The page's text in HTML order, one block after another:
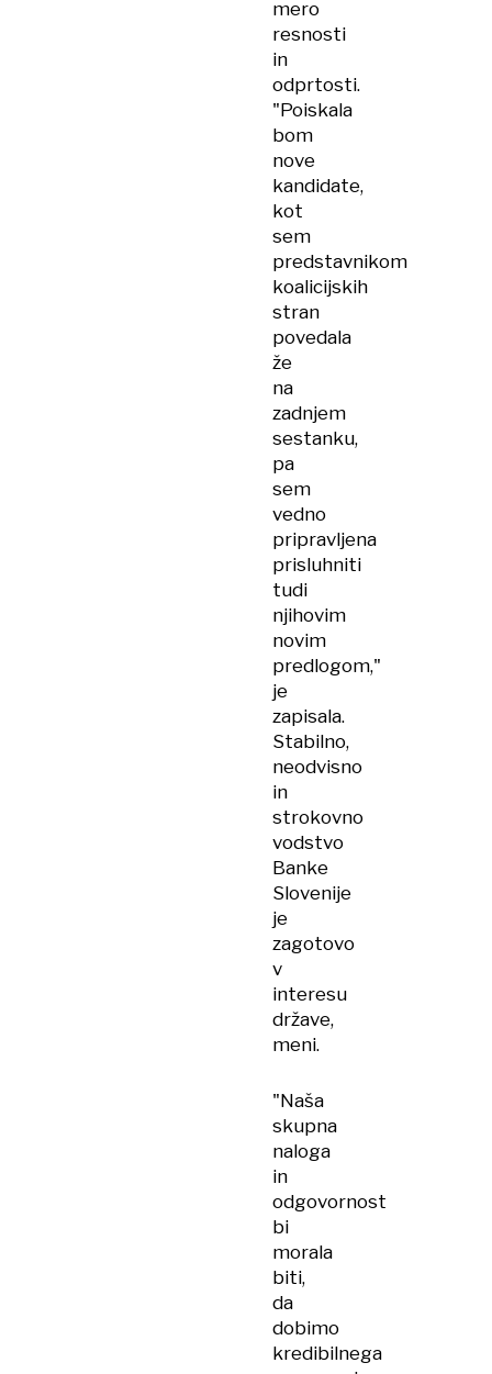
mero
resnosti
in
odprtosti.
"Poiskala
bom
nove
kandidate,
kot
sem
predstavnikom
koalicijskih
stran
povedala
že
na
zadnjem
sestanku,
pa
sem
vedno
pripravljena
prisluhniti
tudi
njihovim
novim
predlogom,"
je
zapisala.
Stabilno,
neodvisno
in
strokovno
vodstvo
Banke
Slovenije
je
zagotovo
v
interesu
države,
meni.
"Naša
skupna
naloga
in
odgovornost
bi
morala
biti,
da
dobimo
kredibilnega